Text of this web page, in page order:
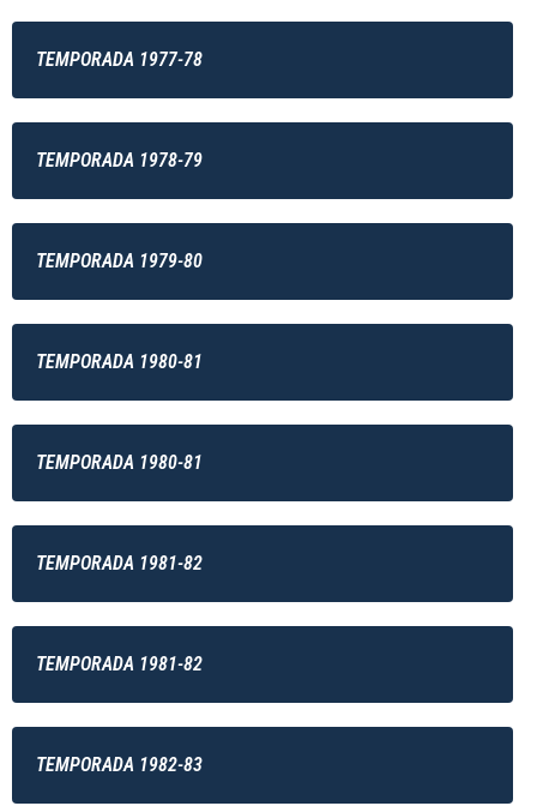
TEMPORADA 1977-78
TEMPORADA 1978-79
TEMPORADA 1979-80
TEMPORADA 1980-81
TEMPORADA 1980-81
TEMPORADA 1981-82
TEMPORADA 1981-82
TEMPORADA 1982-83